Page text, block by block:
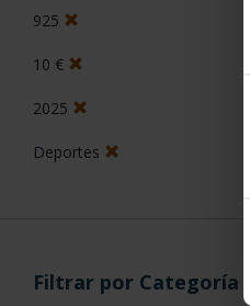
925
10 €
2025
Deportes
Filtrar por Categoría